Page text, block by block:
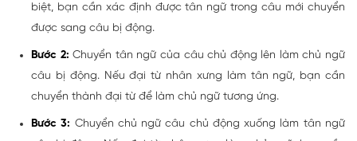
biệt, bạn cần xác định được tân ngữ trong câu mới chuyển
được sang câu bị động.
Bước 2:Chuyển tân ngữ của câu chủ động lên làm chủ ngữ
câu bị động. Nếu đại từ nhân xưng làm tân ngữ, bạn cần
chuyển thành đại từ để làm chủ ngữ tương ứng.
Bước 3: Chuyển chủ ngữ câu chủ động xuống làm tân ngữ